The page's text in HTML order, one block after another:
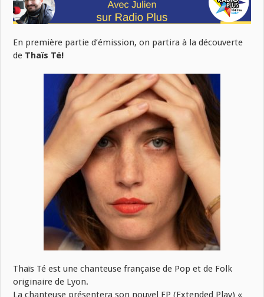
En première partie d’émission, on partira à la découverte
de Thaïs Té!
Thaïs Té est une chanteuse française de Pop et de Folk
originaire de Lyon.